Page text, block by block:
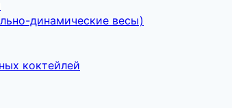
динамические весы)
коктейлей